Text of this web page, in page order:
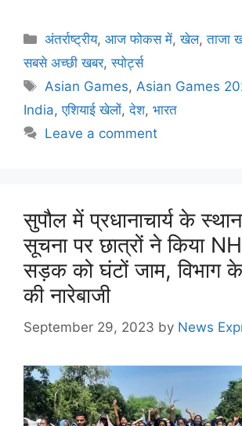
अंतर्राष्ट्रीय,आज फोकस में,खेल,ताजा
सबसे अच्छी खबर,स्पोर्ट्स
Asian Games,Asian Games
India,एशियाई खेलों,देश, भारत
Leave a comment
सुपौल में प्रधानाचार्य के
सूचना पर छात्रों ने किया
सड़क को घंटों जाम, विभाग
की नारेबाजी
September 29, 2023 by News